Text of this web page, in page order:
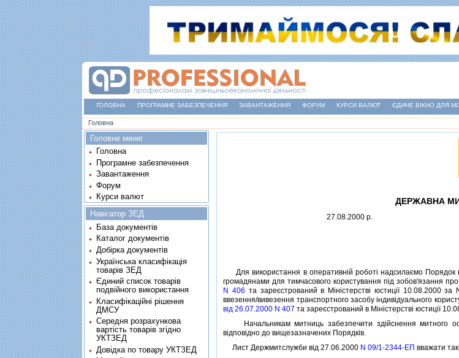
ГОЛОВНА ПРОГРАМНЕ ЗАБЕЗПЕЧЕННЯ ЗАВАНТАЖЕННЯ ФОРУМ КУРСИ ВАЛЮТ ЄДИНЕ ВІКНО ДЛЯ
Ви є тут
Головна
ДЕРЖАВНА
27.08.2000 р.
Для використання в оперативнiй роботi надсилаємо Порядок
громадянами для тимчасового користування пiд зобов'язання
N 406 та зареєстрований в Мiнiстерствi юстицiї 10.08.2000
ввезення/вивезення транспортного засобу iндивiдуального
вiд 26.07.2000 N 407 та зареєстрований в Мiнiстерствi юстицiї
Начальникам митниць забезпечити здiйснення митного
вiдповiдно до вищезазначених Порядкiв.
Лист Держмитслужби вiд 27.06.2000 N 09/1-2344-ЕП вважати
Головне меню
Головна
Програмне забезпечення
Завантаження
Форум
Курси валют
Навігатор ЗЕД
База документів
Каталог документів
Добірка документів
Українська класифікація
товарів ЗЕД
Єдиний список товарів
подвійного використання
Класифікаційні рішення
ДМСУ
Середня розрахункова
вартість товарів згідно
УКТЗЕД
Довідка по товару УКТЗЕД